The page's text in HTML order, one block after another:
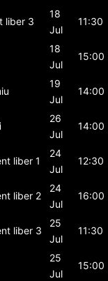
liber 3
18
Jul
11:30
18
Jul
15:00
19
Jul
14:00
26
Jul
14:00
liber 1
24
Jul
12:30
liber 2
24
Jul
16:00
liber 3
25
Jul
11:30
25
Jul
15:00